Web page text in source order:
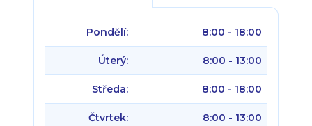
Pondělí: 8:00 - 18:00
Úterý: 8:00 - 13:00
Středa: 8:00 - 18:00
Čtvrtek: 8:00 - 13:00